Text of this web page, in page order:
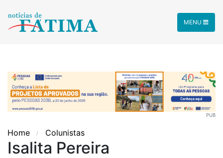
MENU
PUB
Home Colunistas
Isalita Pereira